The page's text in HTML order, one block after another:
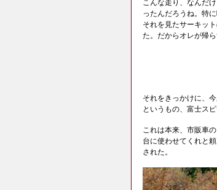
こんな走り、なんだ
ったんだろうね。特
それを見たサーキッ
た。だからオレが帰
それをきっかけに、
というもの、富士ス
これは本来、市販車
台に使わせてくれと
された。